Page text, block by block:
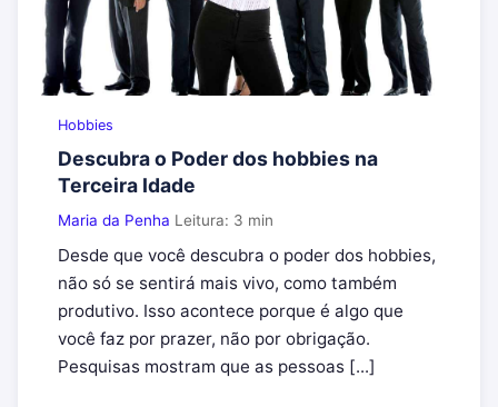
Hobbies
Descubra o Poder dos hobbies na
Terceira Idade
Maria da Penha Leitura: 3 min
Desde que você descubra o poder dos hobbies,
não só se sentirá mais vivo, como também
produtivo. Isso acontece porque é algo que
você faz por prazer, não por obrigação.
Pesquisas mostram que as pessoas [...]